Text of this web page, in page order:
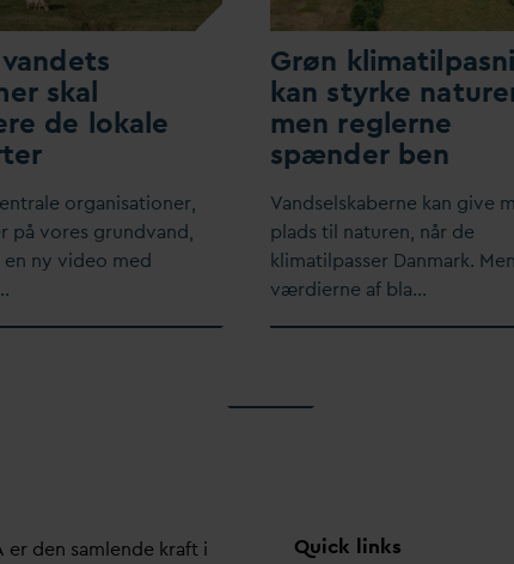
vandets
skal
de lokale
organisationer,
på vores grundvand,
ny video med
Grøn
kan styrke
men reglerne
spænder ben
Vandselskaberne kan give
plads til naturen, når de
klimatilpasser Danmark.
værdierne af bla…
er den samlende kraft i Quick links